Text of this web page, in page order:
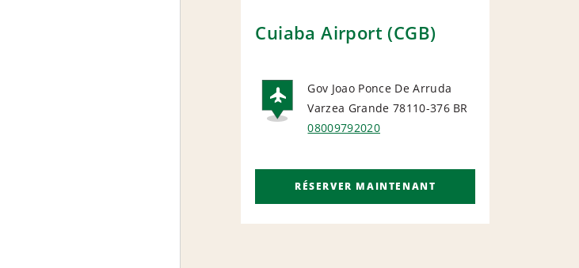
Cuiaba Airport (CGB)
AIRPORT
Gov Joao Ponce De Arruda
Varzea Grande 78110-376 BR
08009792020
RÉSERVER MAINTENANT